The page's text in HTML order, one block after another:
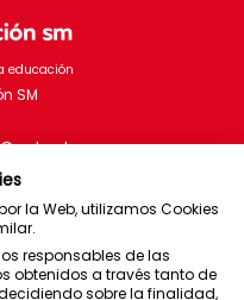
educación
Contacto
la Web, utilizamos Cookies
responsables de las
obtenidos a través tanto de
sobre la finalidad,